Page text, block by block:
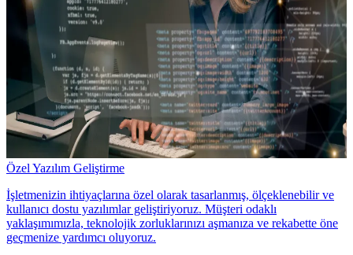
Özel Yazılım Geliştirme
İşletmenizin ihtiyaçlarına özel olarak tasarlanmış, ölçeklenebilir ve
kullanıcı dostu yazılımlar geliştiriyoruz. Müşteri odaklı
yaklaşımımızla, teknolojik zorluklarınızı aşmanıza ve rekabette öne
geçmenize yardımcı oluyoruz.